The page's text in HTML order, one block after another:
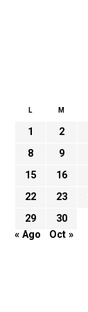
L M
1 2
8
9
15
16
22
23
29
30
« Ago
Oct »